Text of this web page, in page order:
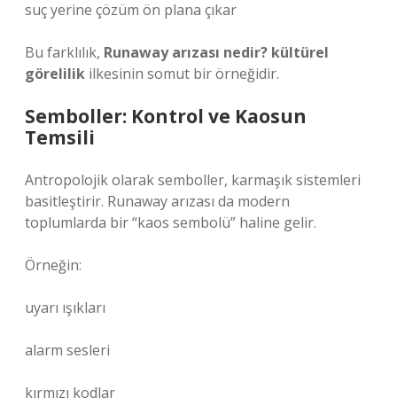
suç yerine çözüm ön plana çıkar
Bu farklılık, Runaway arızası nedir? kültürel
görelilik ilkesinin somut bir örneğidir.
Semboller: Kontrol ve Kaosun
Temsili
Antropolojik olarak semboller, karmaşık sistemleri
basitleştirir. Runaway arızası da modern
toplumlarda bir “kaos sembolü” haline gelir.
Örneğin:
uyarı ışıkları
alarm sesleri
kırmızı kodlar